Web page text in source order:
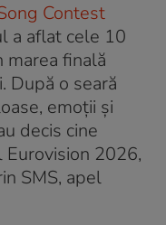
Contest
a aflat cele 10
marea finală
După o seară
emoții și
decis cine
2026,
SMS, apel